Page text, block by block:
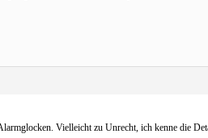
Vielleicht zu Unrecht, ich kenne die